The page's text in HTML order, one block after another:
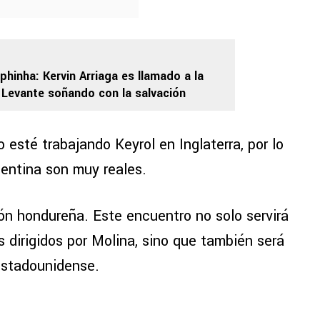
Kervin Arriaga es llamado a la
soñando con la salvación
esté trabajando Keyrol en Inglaterra, por lo
son muy reales.
hondureña. Este encuentro no solo servirá
por Molina, sino que también será